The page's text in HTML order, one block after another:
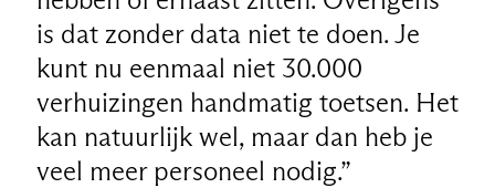
is dat zonder data niet te doen. Je
kunt nu eenmaal niet 30.000
verhuizingen handmatig toetsen. Het
kan natuurlijk wel, maar dan heb je
veel meer personeel nodig.”